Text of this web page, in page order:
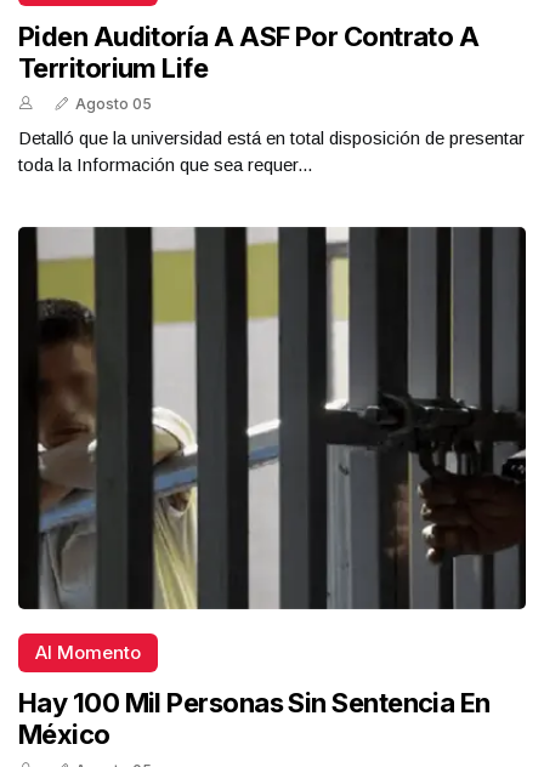
Piden Auditoría A ASF Por Contrato A
Territorium Life
Agosto 05
Detalló que la universidad está en total disposición de presentar
toda la Información que sea requer...
Al Momento
Hay 100 Mil Personas Sin Sentencia En
México